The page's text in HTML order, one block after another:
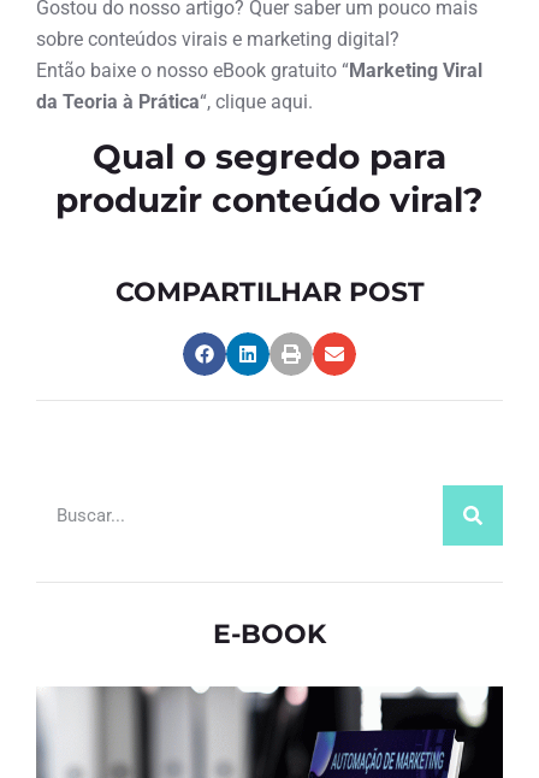
Gostou do nosso artigo? Quer saber um pouco mais
sobre conteúdos virais e marketing digital?
Então baixe o nosso eBook gratuito “Marketing Viral
da Teoria à Prática“, clique aqui.
Qual o segredo para
produzir conteúdo viral?
COMPARTILHAR POST
E-BOOK